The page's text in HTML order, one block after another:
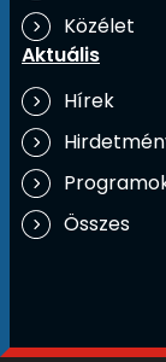
Közélet
Aktuális
Hírek
Összes